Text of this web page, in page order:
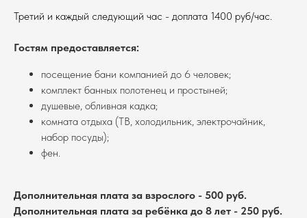
Третий и каждый следующий час - доплата 1400 руб/час.
Гостям предоставляется:
посещение бани компанией до 6 человек;
комплект банных полотенец и простыней;
душевые, обливная кадка;
комната отдыха (ТВ, холодильник, электрочайник,
набор посуды);
фен.
Дополнительная плата за взрослого - 500 руб.
Дополнительная плата за ребёнка до 8 лет - 250 руб.